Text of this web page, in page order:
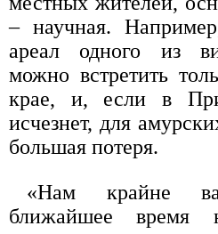
– научная.
ареал одного из
можно встретить
крае, и, если в
исчезнет, для
большая потеря.
«Нам крайне
ближайшее время